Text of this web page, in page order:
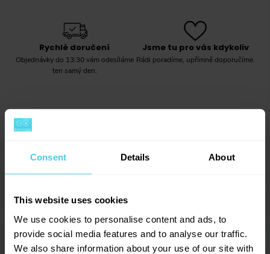
Consent Details About
This website uses cookies
We use cookies to personalise content and ads, to
provide social media features and to analyse our traffic.
We also share information about your use of our site with
Rychlé doručení
Objednávky do 13:30 vám odesíláme
ten samý den.
Jsme tu pro vás kdykoliv
Rádi poradíme, upřímně doporučíme.
Vysoce kvalitní lattiera z dílny Rhinowares, kávových
zkušenosti ze světa kávy a vtisknout je do vlastních
produktů.
Parametry
Výrobce Rhinowares
Hodnocení (7) →